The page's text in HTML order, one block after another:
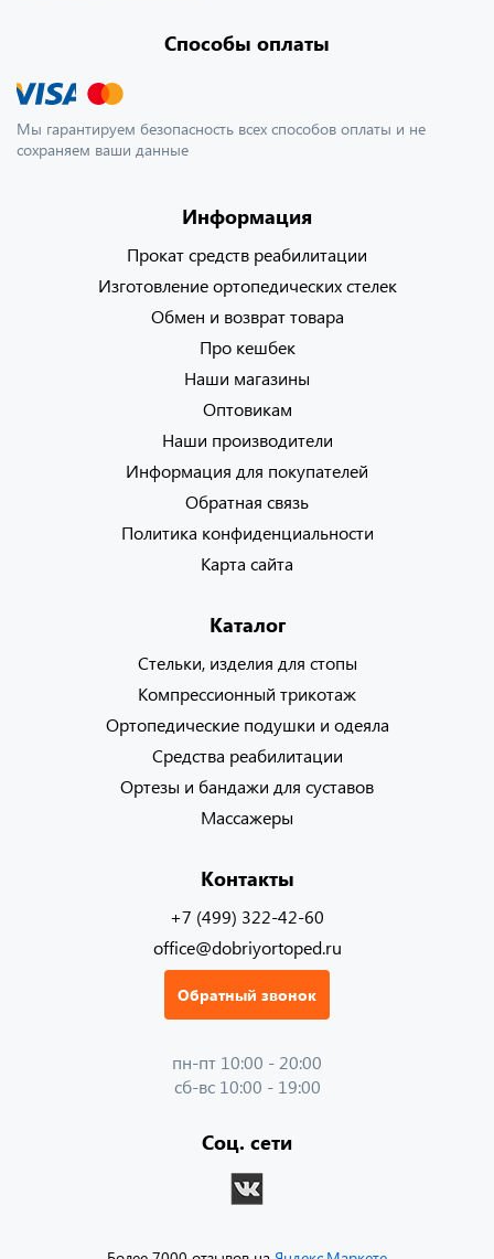
Способы оплаты
Мы гарантируем безопасность всех способов оплаты и не
сохраняем ваши данные
Информация
Прокат средств реабилитации
Изготовление ортопедических стелек
Обмен и возврат товара
Про кешбек
Наши магазины
Оптовикам
Наши производители
Информация для покупателей
Обратная связь
Политика конфиденциальности
Карта сайта
Каталог
Стельки, изделия для стопы
Компрессионный трикотаж
Ортопедические подушки и одеяла
Средства реабилитации
Ортезы и бандажи для суставов
Массажеры
Контакты
+7 (499) 322-42-60
office@dobriyortoped.ru
Обратный звонок
пн-пт 10:00 - 20:00
сб-вс 10:00 - 19:00
Соц. сети